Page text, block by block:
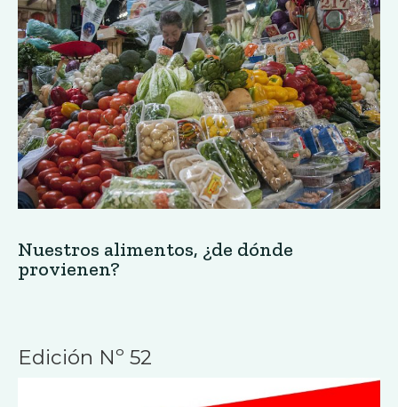
Nuestros alimentos, ¿de dónde
provienen?
Edición Nº 52